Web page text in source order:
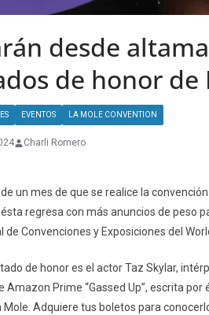
desde
de honor de
EVENTOS LA MOLE CONVENTION
Charli Romero
un mes de que se realice la
regresa con más anuncios de peso
de Convenciones y Exposiciones del
de honor es el actor Taz Skylar,
Amazon Prime “Gassed Up”, escrita
Mole. Adquiere tus boletos para